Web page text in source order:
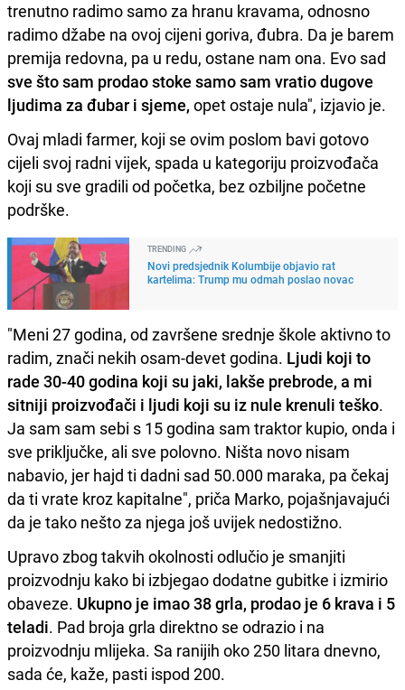
trenutno radimo samo za hranu kravama, odnosno
radimo džabe na ovoj cijeni goriva, đubra. Da je barem
premija redovna, pa u redu, ostane nam ona. Evo sad
sve što sam prodao stoke samo sam vratio dugove
ljudima za đubar i sjeme, opet ostaje nula", izjavio je.
Ovaj mladi farmer, koji se ovim poslom bavi gotovo
cijeli svoj radni vijek, spada u kategoriju proizvođača
koji su sve gradili od početka, bez ozbiljne početne
podrške.
TRENDING
Novi predsjednik Kolumbije objavio rat
kartelima: Trump mu odmah poslao novac
"Meni 27 godina, od završene srednje škole aktivno to
radim, znači nekih osam-devet godina. Ljudi koji to
rade 30-40 godina koji su jaki, lakše prebrode, a mi
sitniji proizvođači i ljudi koji su iz nule krenuli teško.
Ja sam sam sebi s 15 godina sam traktor kupio, onda i
sve priključke, ali sve polovno. Ništa novo nisam
nabavio, jer hajd ti dadni sad 50.000 maraka, pa čekaj
da ti vrate kroz kapitalne", priča Marko, pojašnjavajući
da je tako nešto za njega još uvijek nedostižno.
Upravo zbog takvih okolnosti odlučio je smanjiti
proizvodnju kako bi izbjegao dodatne gubitke i izmirio
obaveze. Ukupno je imao 38 grla, prodao je 6 krava i 5
teladi. Pad broja grla direktno se odrazio i na
proizvodnju mlijeka. Sa ranijih oko 250 litara dnevno,
sada će, kaže, pasti ispod 200.